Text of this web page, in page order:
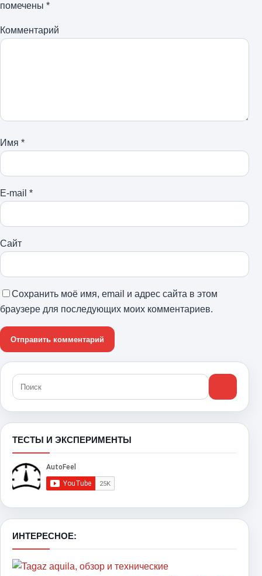
помечены *
Комментарий
Имя *
E-mail *
Сайт
Сохранить моё имя, email и адрес сайта в этом
браузере для последующих моих комментариев.
ТЕСТЫ И ЭКСПЕРИМЕНТЫ
ИНТЕРЕСНОЕ: